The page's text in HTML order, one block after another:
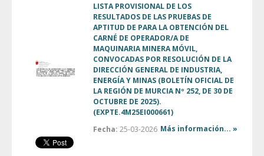
LISTA PROVISIONAL DE LOS
RESULTADOS DE LAS PRUEBAS DE
APTITUD DE PARA LA OBTENCIÓN DEL
CARNÉ DE OPERADOR/A DE
MAQUINARIA MINERA MÓVIL,
CONVOCADAS POR RESOLUCIÓN DE LA
DIRECCIÓN GENERAL DE INDUSTRIA,
ENERGÍA Y MINAS (BOLETÍN OFICIAL DE
LA REGIÓN DE MURCIA Nº 252, DE 30 DE
OCTUBRE DE 2025).
(EXPTE.4M25EI000661)
Fecha: 25-03-2026 Más información... »